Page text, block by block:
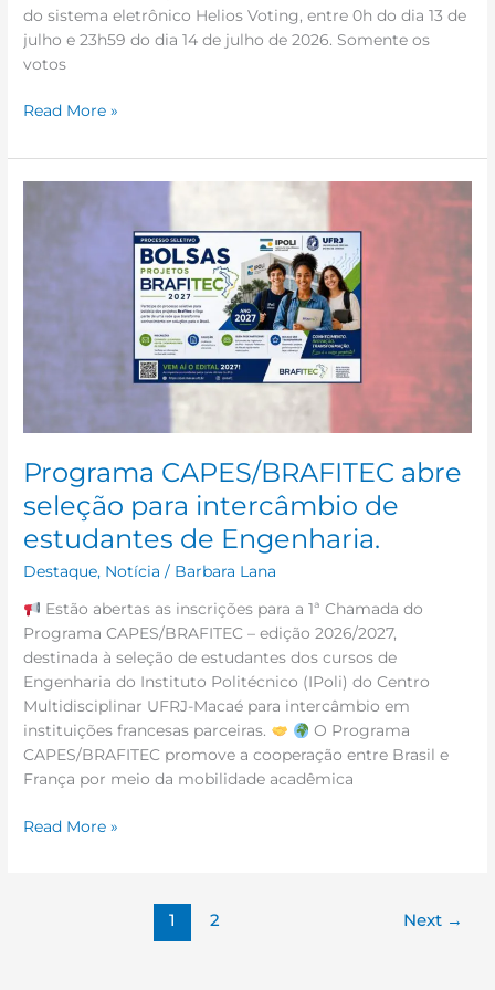
do sistema eletrônico Helios Voting, entre 0h do dia 13 de
julho e 23h59 do dia 14 de julho de 2026. Somente os
votos
Read More »
Programa CAPES/BRAFITEC abre
seleção para intercâmbio de
estudantes de Engenharia.
Destaque, Notícia / Barbara Lana
Estão abertas as inscrições para a 1ª Chamada do
Programa CAPES/BRAFITEC – edição 2026/2027,
destinada à seleção de estudantes dos cursos de
Engenharia do Instituto Politécnico (IPoli) do Centro
Multidisciplinar UFRJ-Macaé para intercâmbio em
instituições francesas parceiras.
O Programa
CAPES/BRAFITEC promove a cooperação entre Brasil e
França por meio da mobilidade acadêmica
seleção
estudantes
Read More »
1 2 Next →